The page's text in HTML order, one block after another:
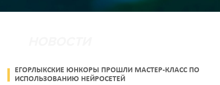
ЕГОРЛЫКСКИЕ ЮНКОРЫ ПРОШЛИ МАСТЕР‑КЛАСС ПО
ИСПОЛЬЗОВАНИЮ НЕЙРОСЕТЕЙ